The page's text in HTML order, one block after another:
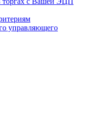
управляющего